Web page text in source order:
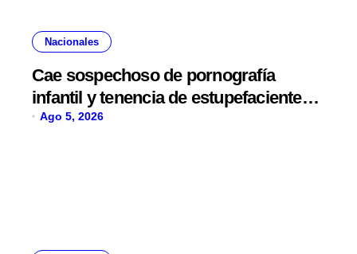
Nacionales
Cae sospechoso de pornografía
infantil y tenencia de estupefacientes
en Fernando de la Mora
Ago 5, 2026